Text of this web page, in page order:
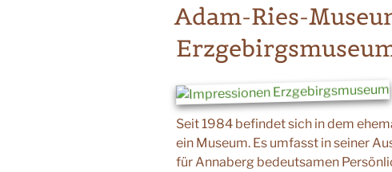
Adam-Ries-
Seit 1984 befindet sich in dem
ein Museum. Es umfasst in seiner
für Annaberg bedeutsamen